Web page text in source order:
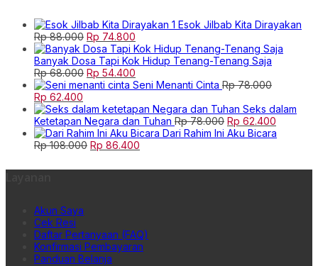
Esok Jilbab Kita Dirayakan
Rp88.000 Original
price
was:
Rp 88.000.
Rp 74.800
price
is:
Banyak Dosa Tapi Kok Hidup Tenang-Tenang Saja
Rp68.000 Original
price
Rp 68.000.
Rp 54.400
price
Rp 54.400.
Seni Menanti Cinta Rp78.000
Original
price
was:
Rp 78.000.
Rp 62.400
price
is:
Rp 62.400.
Seks dalam
Ketetapan Negara dan Tuhan Rp78.000 Original
price
Rp 62.400
price
Dari Rahim Ini Aku Bicara
Rp108.000 Original
was:
Rp 86.400
is:
Akun Saya
Cek Resi
Daftar Pertanyaan (FAQ)
Konfirmasi Pembayaran
Panduan Belanja